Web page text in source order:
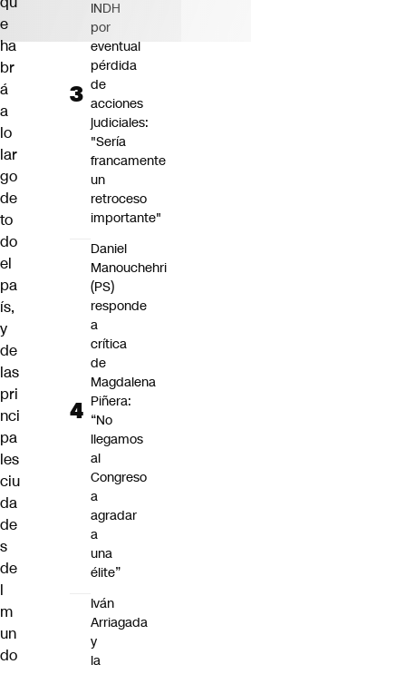
e
ha
br
á
a
lo
lar
go
de
to
do
el
pa
ís,
y
de
las
pri
nci
pa
les
ciu
da
de
s
de
l
m
un
do
INDH
por
eventual
pérdida
de
acciones
judiciales:
"Sería
francamente
un
retroceso
importante"
Daniel
Manouchehri
(PS)
responde
a
crítica
de
Magdalena
Piñera:
“No
llegamos
al
Congreso
a
agradar
a
una
élite”
Iván
Arriagada
y
la